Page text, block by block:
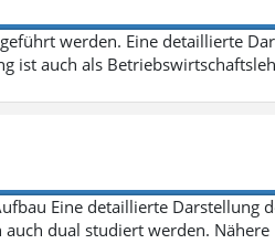
werden. Eine detaillierte
ist auch als
Eine detaillierte Darstellung
auch dual studiert werden.